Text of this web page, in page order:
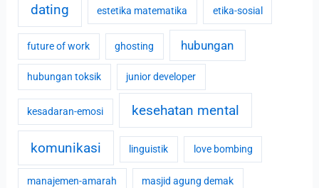
dating estetika matematika etika-sosial
future of work ghosting hubungan
hubungan toksik junior developer
kesadaran-emosi kesehatan mental
komunikasi linguistik love bombing
manajemen-amarah masjid agung demak